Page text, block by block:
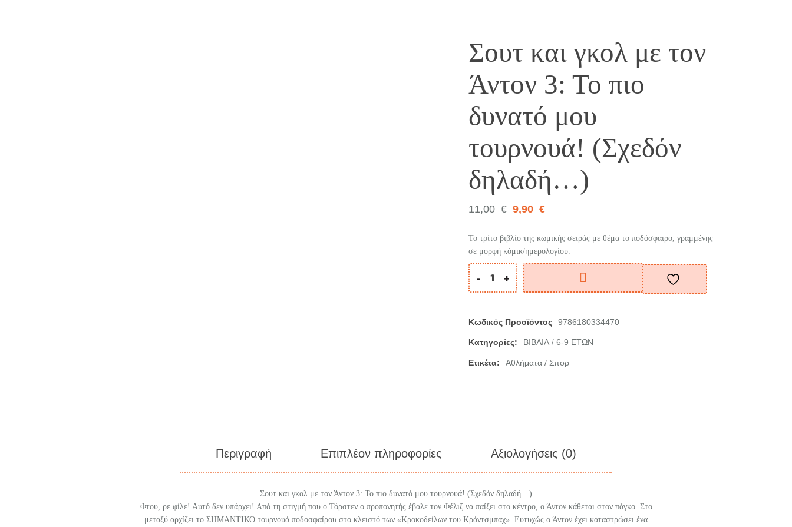
Σουτ και γκολ με τον
Άντον 3: Το πιο
δυνατό μου
τουρνουά! (Σχεδόν
δηλαδή…)
11,00 € 9,90 €
Το τρίτο βιβλίο της κωμικής σειράς με θέμα το ποδόσφαιρο, γραμμένης
σε μορφή κόμικ/ημερολογίου.
- +
Κωδικός Προοϊόντος 9786180334470
Κατηγορίες: ΒΙΒΛΙΑ/ 6-9 ΕΤΩΝ
Ετικέτα: Αθλήματα / Σπορ
Περιγραφή Επιπλέον πληροφορίες Αξιολογήσεις (0)
Σουτ και γκολ με τον Άντον 3: Το πιο δυνατό μου τουρνουά! (Σχεδόν δηλαδή…)
Φτου, ρε φίλε! Αυτό δεν υπάρχει! Από τη στιγμή που ο Τόρστεν ο προπονητής έβαλε τον Φέλιξ να παίξει στο κέντρο, ο Άντον κάθεται στον πάγκο. Στο
μεταξύ αρχίζει το ΣΗΜΑΝΤΙΚΟ τουρνουά ποδοσφαίρου στο κλειστό των «Κροκοδείλων του Κράντσμπαχ». Ευτυχώς ο Άντον έχει καταστρώσει ένα